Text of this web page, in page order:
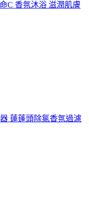
C 香氛沐浴 滋潤肌膚
蓮蓬頭除氯香氛過濾